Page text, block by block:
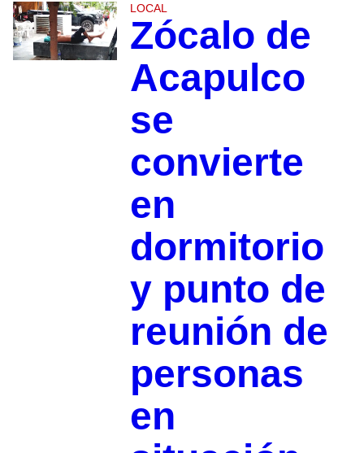
LOCAL
Zócalo de
Acapulco
se
convierte
en
dormitorio
y punto de
reunión de
personas
en